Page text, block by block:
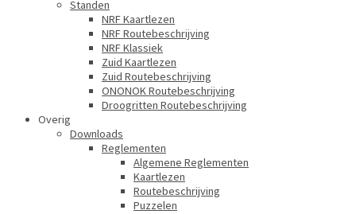
Standen
NRF Kaartlezen
NRF Routebeschrijving
NRF Klassiek
Zuid Kaartlezen
Zuid Routebeschrijving
ONONOK Routebeschrijving
Droogritten Routebeschrijving
Overig
Downloads
Reglementen
Algemene Reglementen
Kaartlezen
Routebeschrijving
Puzzelen